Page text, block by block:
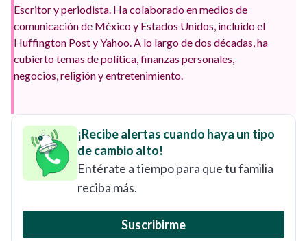
Escritor y periodista. Ha colaborado en medios de
comunicación de México y Estados Unidos, incluido el
Huffington Post y Yahoo. A lo largo de dos décadas, ha
cubierto temas de política, finanzas personales,
negocios, religión y entretenimiento.
¡Recibe alertas cuando haya un tipo
de cambio alto!
Entérate a tiempo para que tu familia
reciba más.
Suscribirme